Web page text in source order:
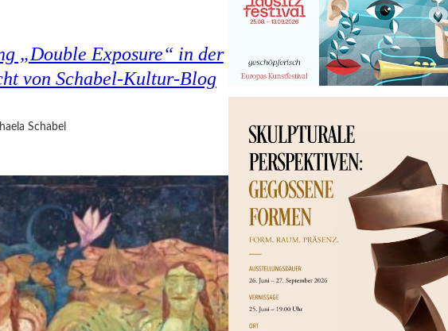
„Double Exposure“ in der
von Schabel-Kultur-Blog
Schabel